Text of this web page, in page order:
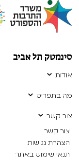
סינמטק תל אביב
אודות
מה בתפריט
צור קשר
צור קשר
הצהרת נגישות
תנאי שימוש באתר